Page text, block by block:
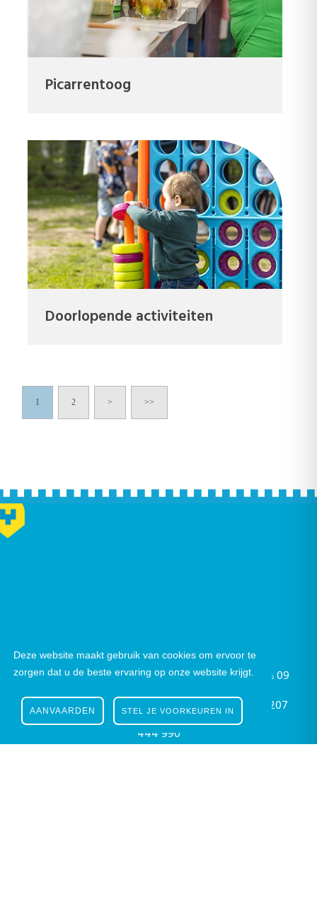
Deze website maakt gebruik van cookies om ervoor te
zorgen dat u de beste ervaring op onze website krijgt.
STEL JE VOORKEUREN IN
AANVAARDEN
Picarrentoog
Doorlopende activiteiten
1 2 > >>
Gustaaf Schockaertstraat 7, 9620 Zottegem |
09
364 65 00| info@zottegem.be| Btw BE 0207
444 990